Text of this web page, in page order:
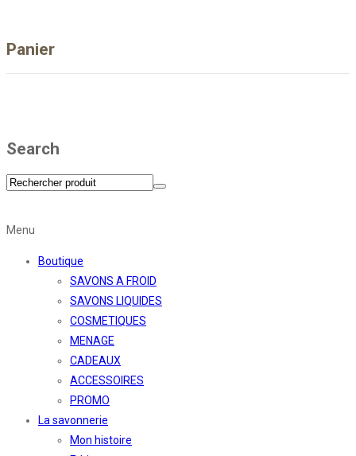
Panier
Search
Menu
Boutique
SAVONS A FROID
SAVONS LIQUIDES
COSMETIQUES
MENAGE
CADEAUX
ACCESSOIRES
PROMO
La savonnerie
Mon histoire